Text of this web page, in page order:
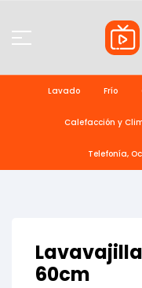
Lavado Frío
Calefacción y
Telefonía,
60cm